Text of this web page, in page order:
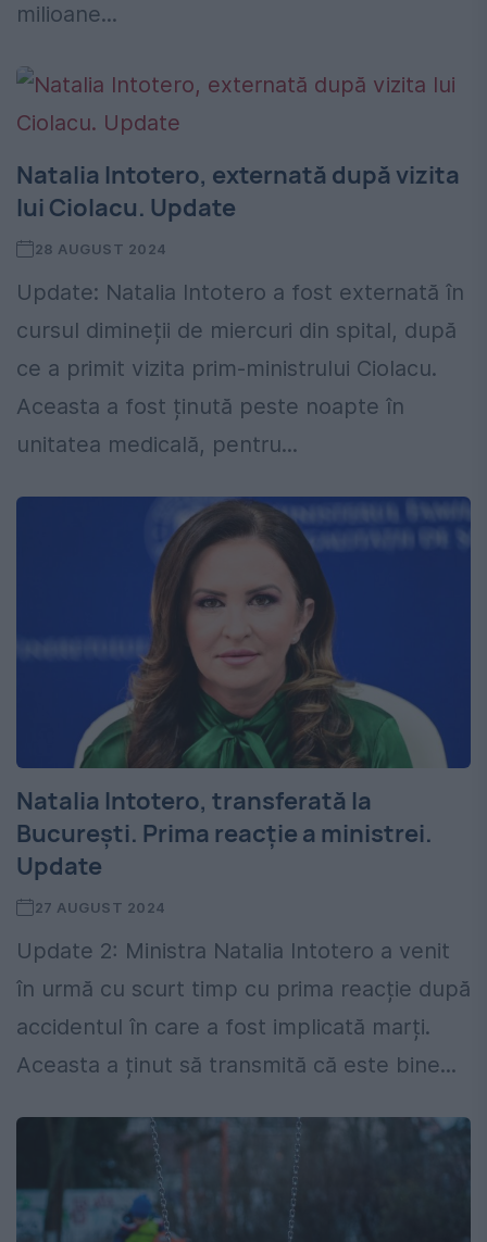
milioane...
Natalia Intotero, externată după vizita
lui Ciolacu. Update
28 AUGUST 2024
Update: Natalia Intotero a fost externată în
cursul dimineții de miercuri din spital, după
ce a primit vizita prim-ministrului Ciolacu.
Aceasta a fost ținută peste noapte în
unitatea medicală, pentru...
Natalia Intotero, transferată la
București. Prima reacție a ministrei.
Update
27 AUGUST 2024
Update 2: Ministra Natalia Intotero a venit
în urmă cu scurt timp cu prima reacție după
accidentul în care a fost implicată marți.
Aceasta a ținut să transmită că este bine...